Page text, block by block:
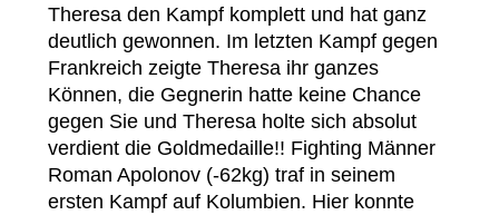
Theresa den Kampf komplett und hat ganz
deutlich gewonnen. Im letzten Kampf gegen
Frankreich zeigte Theresa ihr ganzes
Können, die Gegnerin hatte keine Chance
gegen Sie und Theresa holte sich absolut
verdient die Goldmedaille!! Fighting Männer
Roman Apolonov (-62kg) traf in seinem
ersten Kampf auf Kolumbien. Hier konnte